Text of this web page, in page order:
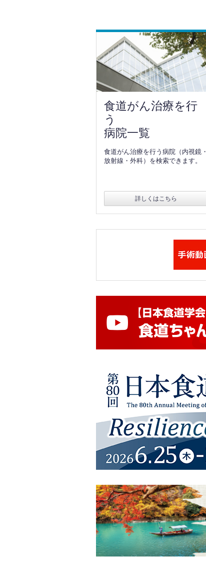
食道がん治療を行
う
病院一覧
食道がん治療を行う病院（内視鏡・
放射線・外科）を検索できます。
詳しくはこちら